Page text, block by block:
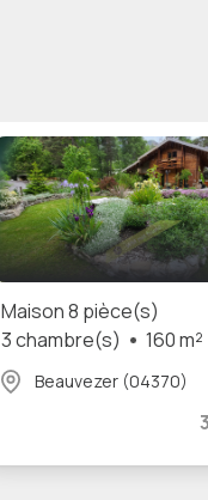
Maison 8 pièce(s)
3 chambre(s)
160 m²
Beauvezer (04370)